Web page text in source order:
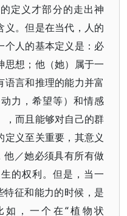
定义才部分的走出神
义。但是在当代，人的
个人的基本定义是：必
思想；他（她）属于一
言和推理的能力并富
力，希望等）和情感
，而且能够对自己的群
义至关重要，其意义
他／她必须具有所有做
的权利。但是，当一
特征和能力的时候，是
如，一个在“植物状